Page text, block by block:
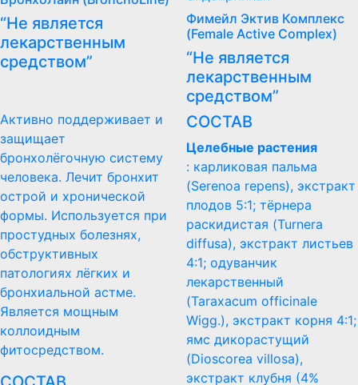
“Не является
лекарственным
средством”
Активно поддерживает и
защищает
бронхолёгочную систему
человека. Лечит бронхит
острой и хронической
формы. Используется при
простудных болезнях,
обструктивных
патологиях лёгких и
бронхиальной астме.
Является мощным
коллоидным
фитосредством.
Фимейл Эктив Комплекс
(Female Active Complex)
“Не является
лекарственным
средством”
СОСТАВ
Целебные растения
: карликовая пальма
(Serenoa repens), экстракт
плодов 5:1; тёрнера
раскидистая (Turnera
diffusa), экстракт листьев
4:1; одуванчик
лекарственный
(Taraxacum officinale
Wigg.), экстракт корня 4:1;
ямс дикорастущий
(Dioscorea villosa),
экстракт клубня (4%